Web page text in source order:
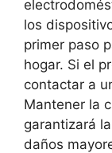
los
primer paso
hogar. Si el
contactar a
Mantener la
garantizará
daños